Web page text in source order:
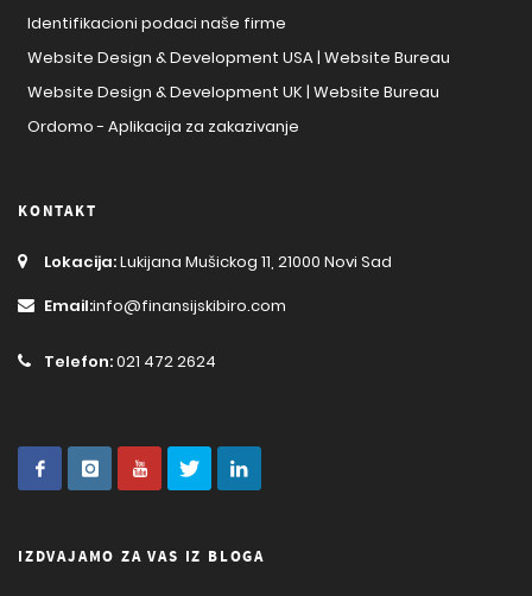
Identifikacioni podaci naše firme
Website Design & Development USA | Website Bureau
Website Design & Development UK | Website Bureau
Ordomo - Aplikacija za zakazivanje
KONTAKT
Lokacija:Lukijana Mušickog 11, 21000 Novi Sad
Email:info@finansijskibiro.com
Telefon:021 472 2624
IZDVAJAMO ZA VAS IZ BLOGA